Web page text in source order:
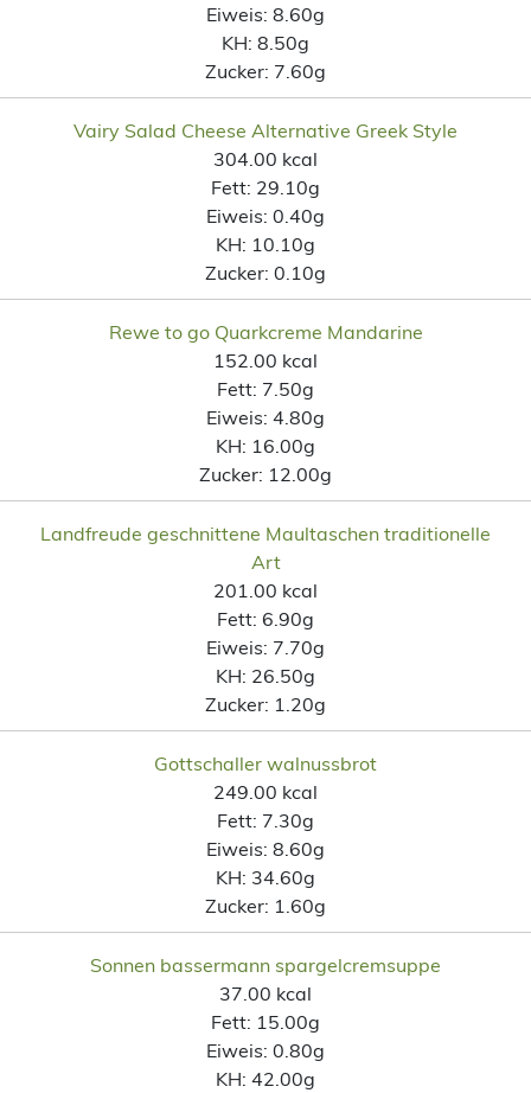
Eiweis: 8.60g
KH: 8.50g
Zucker: 7.60g
Vairy Salad Cheese Alternative Greek Style
304.00 kcal
Fett: 29.10g
Eiweis: 0.40g
KH: 10.10g
Zucker: 0.10g
Rewe to go Quarkcreme Mandarine
152.00 kcal
Fett: 7.50g
Eiweis: 4.80g
KH: 16.00g
Zucker: 12.00g
Landfreude geschnittene Maultaschen traditionelle
Art
201.00 kcal
Fett: 6.90g
Eiweis: 7.70g
KH: 26.50g
Zucker: 1.20g
Gottschaller walnussbrot
249.00 kcal
Fett: 7.30g
Eiweis: 8.60g
KH: 34.60g
Zucker: 1.60g
Sonnen bassermann spargelcremsuppe
37.00 kcal
Fett: 15.00g
Eiweis: 0.80g
KH: 42.00g